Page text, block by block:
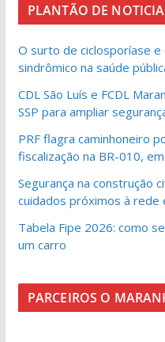
PLANTÃO DE
O surto de ciclosporíase
sindrômico na saúde
CDL São Luís e FCDL
SSP para ampliar
PRF flagra caminhoneiro
fiscalização na BR-010,
Segurança na construção
cuidados próximos à rede
Tabela Fipe 2026: como
um carro
PARCEIROS O